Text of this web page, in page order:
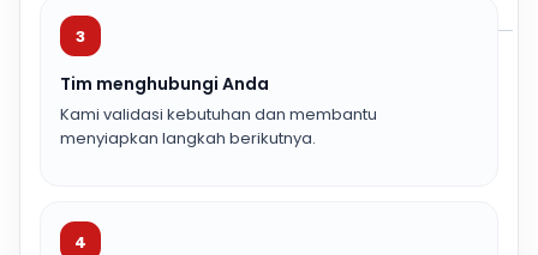
3
Tim menghubungi Anda
Kami validasi kebutuhan dan membantu
menyiapkan langkah berikutnya.
4